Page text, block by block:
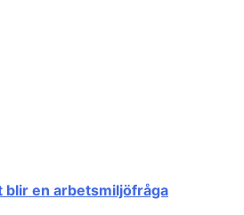
en arbetsmiljöfråga